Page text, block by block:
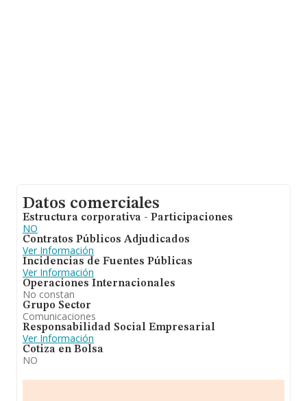
Datos comerciales
Estructura corporativa - Participaciones
NO
Contratos Públicos Adjudicados
Ver Información
Incidencias de Fuentes Públicas
Ver Información
Operaciones Internacionales
No constan
Grupo Sector
Comunicaciones
Responsabilidad Social Empresarial
Ver Información
Cotiza en Bolsa
NO